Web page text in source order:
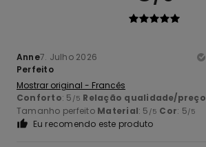
Anne7. Julho 2026
Perfeito
Mostrar original - Francês
Conforto: 5 /5 Relação qualidade/preço
Tamanho perfeito Material: 5 /5 Cor: 5/5
Eu recomendo este produto